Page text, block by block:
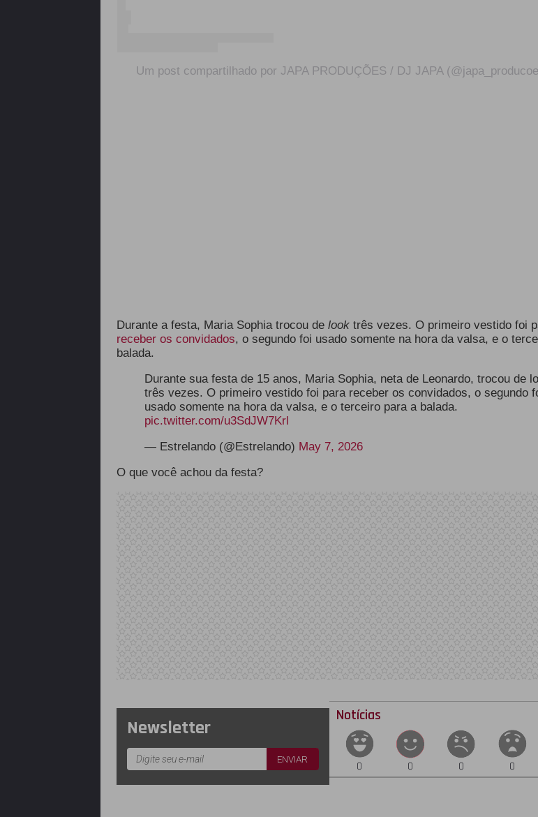
Um post compartilhado por JAPA PRODUÇÕES / DJ JAPA
Durante a festa, Maria Sophia trocou de look três vezes. O primeiro vestido foi
receber os convidados, o segundo foi usado somente na hora da valsa, e o
balada.
Durante sua festa de 15 anos, Maria Sophia, neta de Leonardo, trocou de
três vezes. O primeiro vestido foi para receber os convidados, o segundo
usado somente na hora da valsa, e o terceiro para a balada.
pic.twitter.com/u3SdJW7Krl
— Estrelando (@Estrelando) May 7, 2026
O que você achou da festa?
Newsletter
Notícias
0 0 0 0